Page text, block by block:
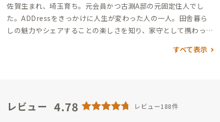
佐賀生まれ、埼玉育ち。 元会員かつ古淵A邸の元固定住人でし
た。 ADDressをきっかけに人生が変わった人の一人。田舎暮ら
しの魅力やシェアすることの楽しさを知り、家守として携わって
どよい距離感に対しての評価を多くいただきました。 日頃家守
ても居心地がよいものです。一人の時間がないとダメなタイプな
すべて表示
レビュー 4.78 レビュー188件